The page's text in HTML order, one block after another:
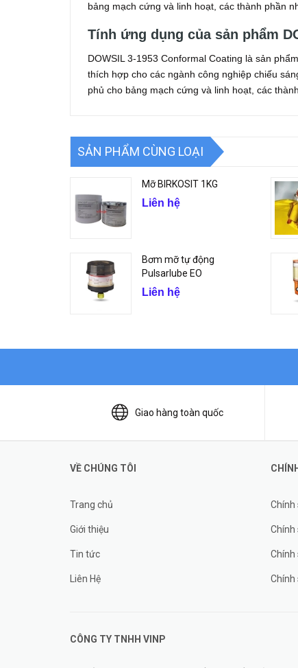
bảng mạch cứng và linh hoạt, các thành phần
Tính ứng dụng của sản phẩm
DOWSIL 3-1953 Conformal Coating là sản
thích hợp cho các ngành công nghiệp chiếu
phủ cho bảng mạch cứng và linh hoạt, các
SẢN PHẨM CÙNG LOẠI
Mỡ BIRKOSIT 1KG
Liên hệ
Bơm mỡ tự động
Pulsarlube EO
Liên hệ
Giao hàng toàn quốc
VỀ CHÚNG TÔI
Trang chủ
Giới thiệu
Tin tức
Liên Hệ
Chính
Chính
Chính
Chính
CÔNG TY TNHH VINP